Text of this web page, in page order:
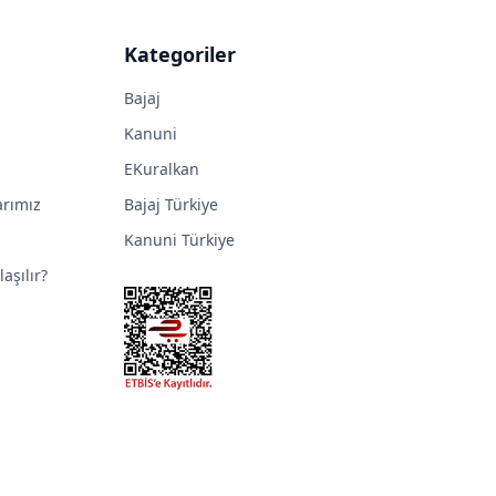
Kategoriler
Bajaj
Kanuni
EKuralkan
Bajaj Türkiye
Kanuni Türkiye